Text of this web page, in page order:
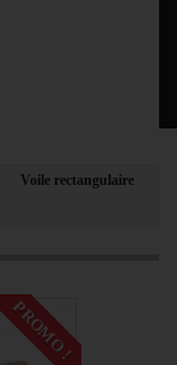
Voile rectangulaire
PROMO !